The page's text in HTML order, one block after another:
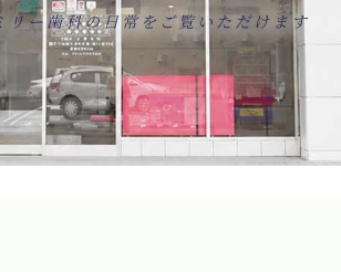
リー歯科の日常をご覧いただけます